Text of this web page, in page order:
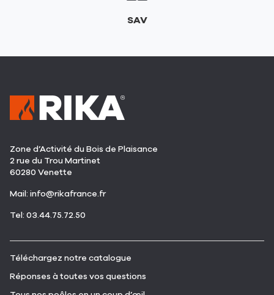
SAV
Zone d’Activité du Bois de Plaisance
2 rue du Trou Martinet
60280 Venette
Mail: info@rikafrance.fr(ouvre
fenêtre)
Tel: 03.44.75.72.50
une
fenêtre)
Téléchargez notre catalogue
une
nouvelle
Réponses à toutes vos questions